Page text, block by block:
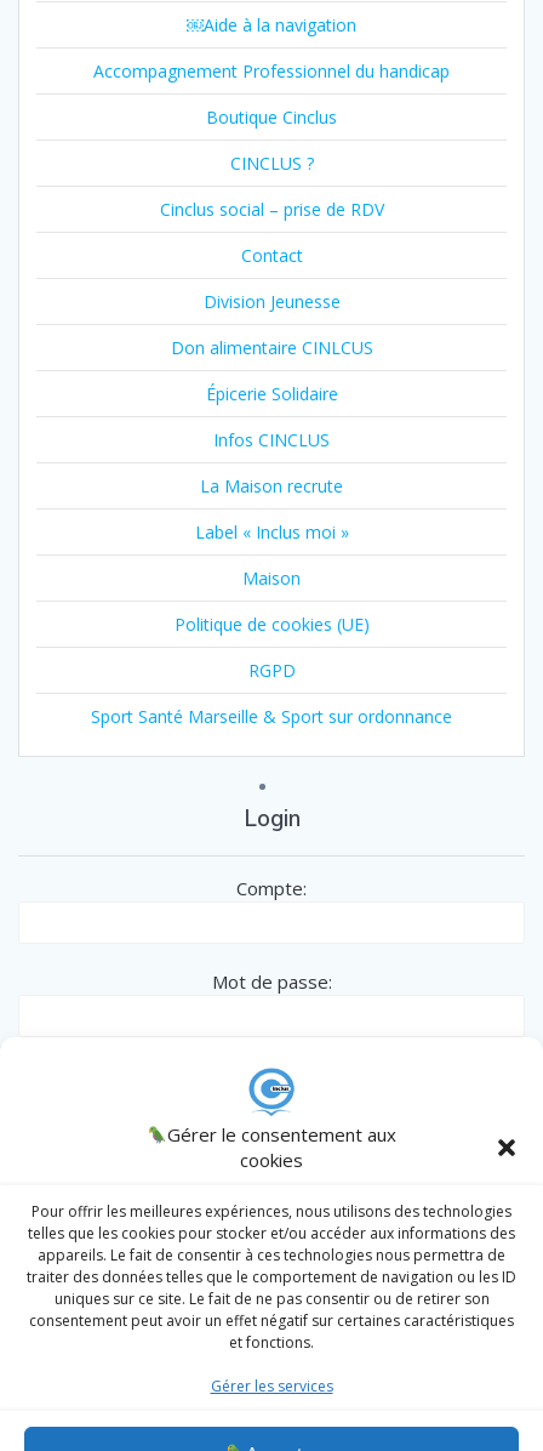
Gérer le consentement aux
cookies
Pour offrir les meilleures expériences, nous utilisons des technologies
telles que les cookies pour stocker et/ou accéder aux informations des
appareils. Le fait de consentir à ces technologies nous permettra de
traiter des données telles que le comportement de navigation ou les ID
uniques sur ce site. Le fait de ne pas consentir ou de retirer son
consentement peut avoir un effet négatif sur certaines caractéristiques
et fonctions.
Gérer les services
￼Aide à la navigation
Accompagnement Professionnel du handicap
Boutique Cinclus
CINCLUS ?
Cinclus social – prise de RDV
Contact
Division Jeunesse
Don alimentaire CINLCUS
Épicerie Solidaire
Infos CINCLUS
La Maison recrute
Label « Inclus moi »
Maison
Politique de cookies (UE)
RGPD
Sport Santé Marseille & Sport sur ordonnance
Login
Compte:
Mot de passe:
Remember me
|Lost password?
CINCLUS
© 2026 CINCLUS
spécialiste de l'Inclusion des personnes en
situation particulière - Association W133036538 .
Admin/
Prendre un RDV
Division Sociale
Division handicap